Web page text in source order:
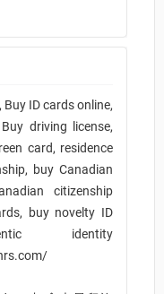
ID cards online,
driving license,
card, residence
buy Canadian
citizenship
buy novelty ID
identity